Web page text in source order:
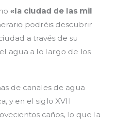
«la ciudad de las mil
podréis descubrir
a través de su
agua a lo largo de los
de canales de agua
y en el siglo XVII
caños, lo que la